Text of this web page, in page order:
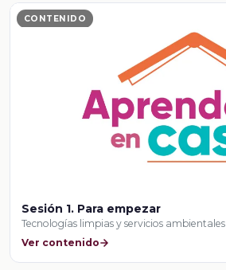
CONTENIDO
Sesión 1. Para empezar
Tecnologías limpias y servicios ambientales
Ver contenido